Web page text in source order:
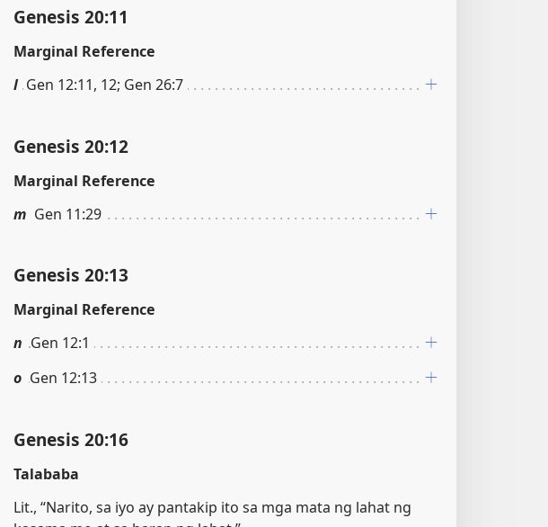
Genesis 20:11
Marginal Reference
l Gen 12:11, 12; Gen 26:7
Genesis 20:12
Marginal Reference
m Gen 11:29
Genesis 20:13
Marginal Reference
n Gen 12:1
o Gen 12:13
Genesis 20:16
Talababa
Lit., “Narito, sa iyo ay pantakip ito sa mga mata ng lahat ng